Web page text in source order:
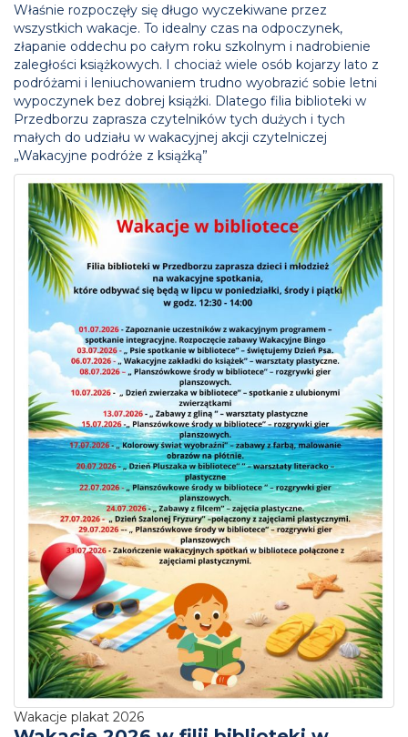
Właśnie rozpoczęły się długo wyczekiwane przez
wszystkich wakacje. To idealny czas na odpoczynek,
złapanie oddechu po całym roku szkolnym i nadrobienie
zaległości książkowych. I chociaż wiele osób kojarzy lato z
podróżami i leniuchowaniem trudno wyobrazić sobie letni
wypoczynek bez dobrej książki. Dlatego filia biblioteki w
Przedborzu zaprasza czytelników tych dużych i tych
małych do udziału w wakacyjnej akcji czytelniczej
„Wakacyjne podróże z książką”
Wakacje plakat 2026